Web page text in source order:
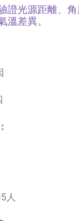
證光源距離、
溫差異。
人